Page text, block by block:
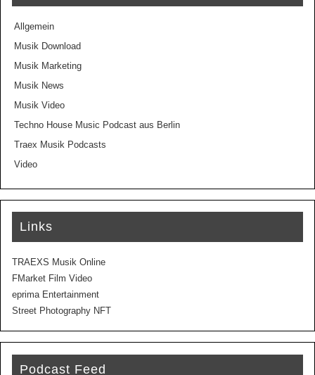
Allgemein
Musik Download
Musik Marketing
Musik News
Musik Video
Techno House Music Podcast aus Berlin
Traex Musik Podcasts
Video
Links
TRAEXS Musik Online
FMarket Film Video
eprima Entertainment
Street Photography NFT
Podcast Feed